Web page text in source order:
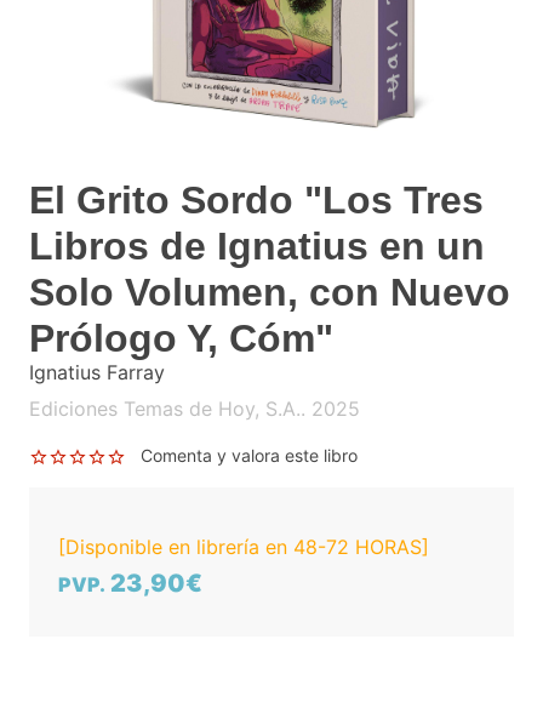
El Grito Sordo "Los Tres
Libros de Ignatius en un
Solo Volumen, con Nuevo
Prólogo Y, Cóm"
Ignatius Farray
Ediciones Temas de Hoy, S.A.. 2025
Comenta y valora este libro
[Disponible en librería en 48-72 HORAS]
PVP. 23,90€